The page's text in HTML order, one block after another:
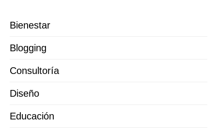
Bienestar
Blogging
Consultoría
Diseño
Educación